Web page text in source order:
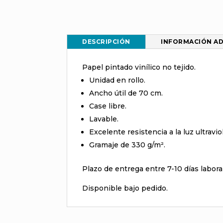
DESCRIPCIÓN INFORMACIÓN
Papel pintado vinílico no tejido.
Unidad en rollo.
Ancho útil de 70 cm.
Case libre.
Lavable.
Excelente resistencia a la luz
Gramaje de 330 g/m².
Plazo de entrega entre 7-10 días
Disponible bajo pedido.